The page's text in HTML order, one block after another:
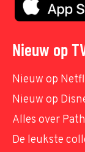
Nieuw op
Nieuw op
Nieuw op
Alles over
De leukste